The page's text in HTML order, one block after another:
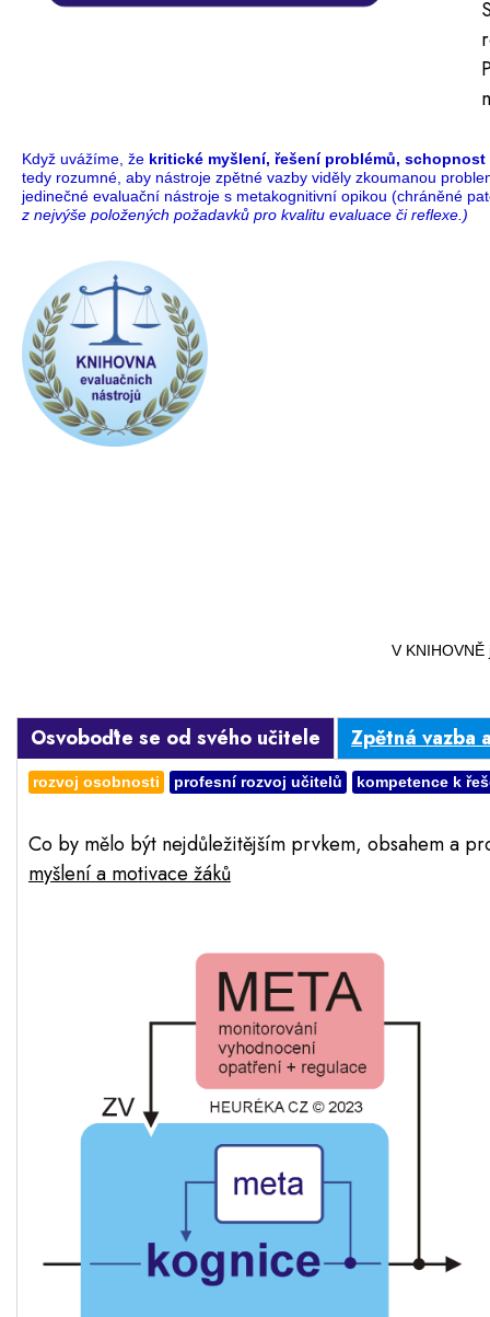
Když uvážíme, že kritické myšlení, řešení problémů,
tedy rozumné, aby nástroje zpětné vazby viděly zkoumanou
jedinečné evaluační nástroje s metakognitivní opikou (chráněné
z nejvýše položených požadavků pro kvalitu evaluace či reflexe.)
V
Osvoboďte se od svého učitele Zpětná vazba
rozvoj osobnosti profesní rozvoj učitelů kompetence k
Co by mělo být nejdůležitějším prvkem, obsahem a
myšlení a motivace žáků